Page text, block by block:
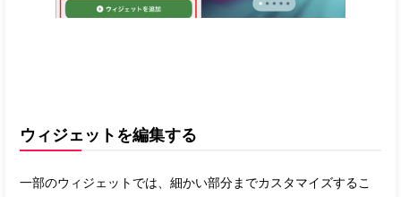
ウィジェットを編集する
一部のウィジェットでは、細かい部分までカスタマイズするこ